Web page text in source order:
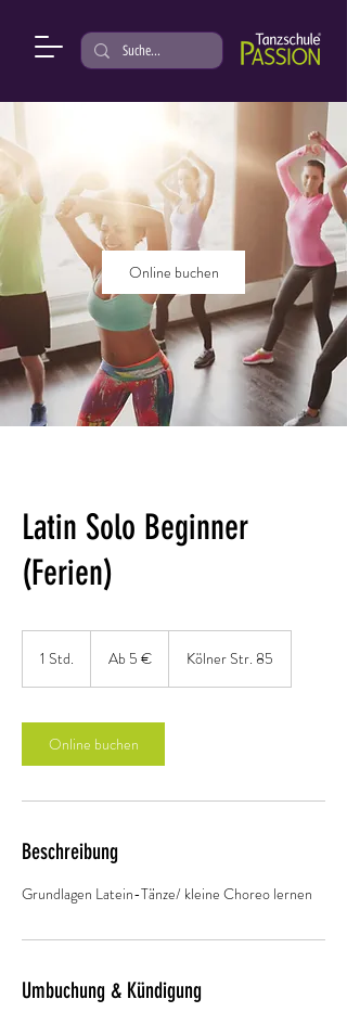
Online buchen
Latin Solo Beginner
(Ferien)
1 Std.
d
EuroAb 5 € Kölner Str. 85
Online buchen
Beschreibung
Grundlagen Latein-Tänze/ kleine Choreo lernen
Umbuchung & Kündigung